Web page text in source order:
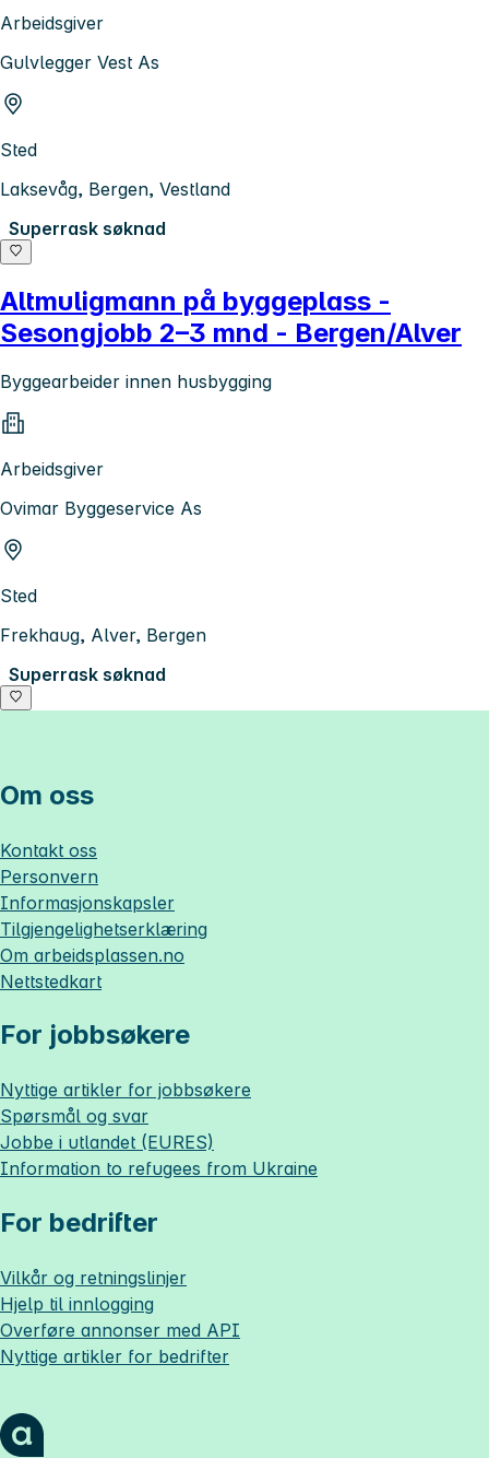
Arbeidsgiver
Gulvlegger Vest As
Sted
Laksevåg, Bergen, Vestland
Superrask søknad
Altmuligmann på byggeplass -
Sesongjobb 2–3 mnd - Bergen/Alver
Byggearbeider innen husbygging
Arbeidsgiver
Ovimar Byggeservice As
Sted
Frekhaug, Alver, Bergen
Superrask søknad
Om oss
Kontakt oss
Personvern
Informasjonskapsler
Tilgjengelighetserklæring
Om arbeidsplassen.no
Nettstedkart
For jobbsøkere
Nyttige artikler for jobbsøkere
Spørsmål og svar
Jobbe i utlandet (EURES)
Information to refugees from Ukraine
For bedrifter
Vilkår og retningslinjer
Hjelp til innlogging
Overføre annonser med API
Nyttige artikler for bedrifter